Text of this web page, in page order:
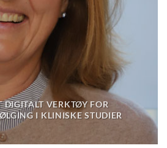
DIGITALT VERKTØY FOR
I KLINISKE STUDIER